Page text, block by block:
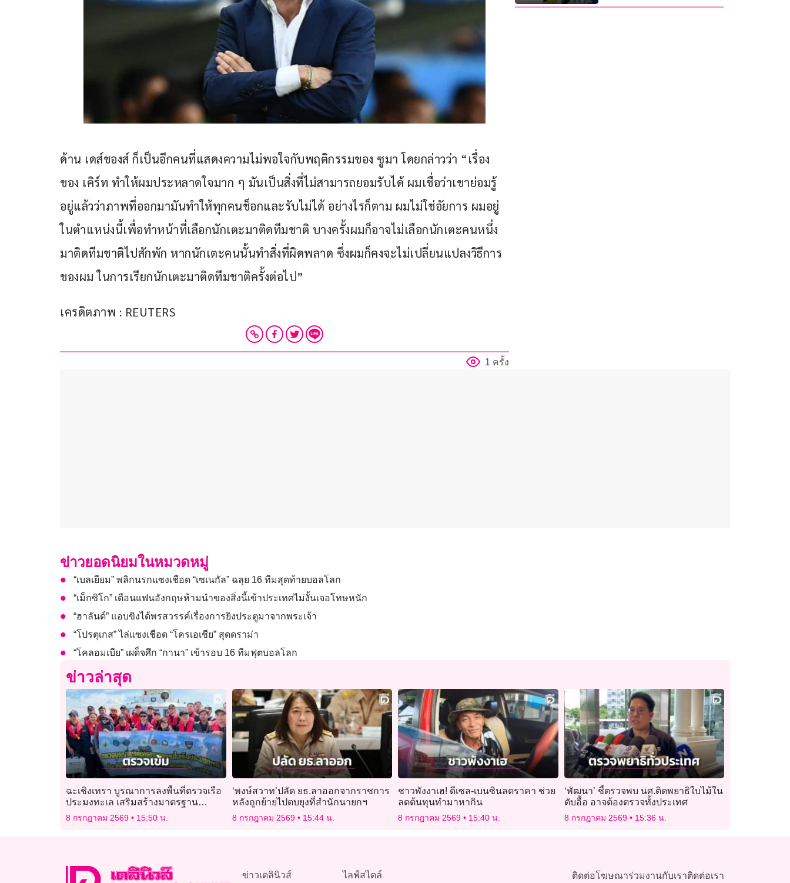
ด้าน เดส์ชองส์ ก็เป็นอีกคนที่แสดงความไม่พอใจกับพฤติกรรมของ ซูมา โดยกล่าวว่า “เรื่อง
ของ เคิร์ท ทำให้ผมประหลาดใจมาก ๆ มันเป็นสิ่งที่ไม่สามารถยอมรับได้ ผมเชื่อว่าเขาย่อมรู้
อยู่แล้วว่าภาพที่ออกมามันทำให้ทุกคนช็อกและรับไม่ได้ อย่างไรก็ตาม ผมไม่ใช่อัยการ ผมอยู่
ในตำแหน่งนี้เพื่อทำหน้าที่เลือกนักเตะมาติดทีมชาติ บางครั้งผมก็อาจไม่เลือกนักเตะคนหนึ่ง
มาติดทีมชาติไปสักพัก หากนักเตะคนนั้นทำสิ่งที่ผิดพลาด ซึ่งผมก็คงจะไม่เปลี่ยนแปลงวิธีการ
ของผม ในการเรียกนักเตะมาติดทีมชาติครั้งต่อไป”
เครดิตภาพ : REUTERS
1 ครั้ง
ข่าวยอดนิยมในหมวดหมู่
“เบลเยียม” พลิกนรกแซงเชือด “เซเนกัล” ฉลุย 16 ทีมสุดท้ายบอลโลก
“เม็กซิโก” เตือนแฟนอังกฤษห้ามนำของสิ่งนี้เข้าประเทศไม่งั้นเจอโทษหนัก
“ฮาลันด์” แอบขิงได้พรสวรรค์เรื่องการยิงประตูมาจากพระเจ้า
“โปรตุเกส” ไล่แซงเชือด “โครเอเชีย” สุดดราม่า
“โคลอมเบีย” เผด็จศึก “กานา” เข้ารอบ 16 ทีมฟุตบอลโลก
ข่าวล่าสุด
ฉะเชิงเทรา บูรณาการลงพื้นที่ตรวจเรือ
ประมงทะเล เสริมสร้างมาตรฐาน
แรงงานและป้องกันการทำประมงผิด
กฎหมาย
8 กรกฎาคม 2569 15:50 น.
‘พงษ์สวาท’ปลัด ยธ.ลาออกจากราชการ
หลังถูกย้ายไปตบยุงที่สำนักนายกฯ
8 กรกฎาคม 2569 15:44 น.
ชาวพังงาเฮ! ดีเซล-เบนซินลดราคา ช่วย
ลดต้นทุนทำมาหากิน
8 กรกฎาคม 2569 15:40 น.
‘พัฒนา’ ชี้ตรวจพบ นศ.ติดพยาธิใบไม้ใน
ตับอื้อ อาจต้องตรวจทั้งประเทศ
8 กรกฎาคม 2569 15:36 น.
ข่าวเดลินิวส์ ไลฟ์สไตล์ ติดต่อโฆษณาร่วมงานกับเราติดต่อเรา